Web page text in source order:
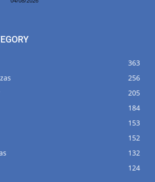
363
256
205
184
153
152
132
124